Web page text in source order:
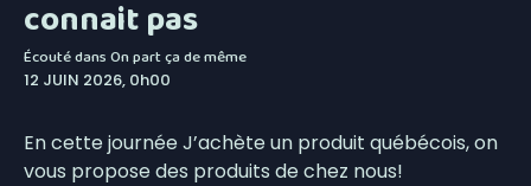
connait pas
Écouté dansOn part ça de même
12 JUIN 2026, 0h00
En cette journée J’achète un produit québécois, on
vous propose des produits de chez nous!